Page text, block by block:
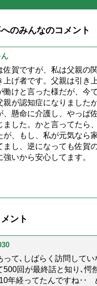
のみんなのコメント
佐賀ですが、私は父親の
上げ者です。父親は引き
働けと言った様だが、今
親が認知症になりました
、懸命に介護し、やっぱ
ました。かと言ってたら
が、もし、私が元気なら
まし、逆になっても佐賀
強いから安心してます。
ント
って､しばらく訪問してい
500回が最終話と知り､愕
年経ってたんですね･･